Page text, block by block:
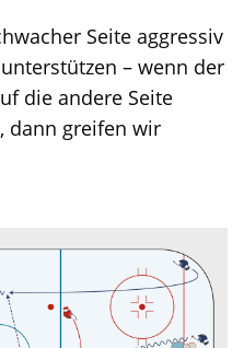
Seite aggressiv
– wenn der
die andere Seite
dann greifen wir